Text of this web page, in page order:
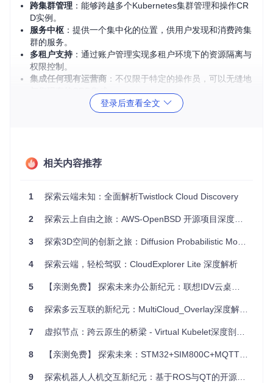
跨集群管理 ：能够跨越多个Kubernetes集群管理和操作CR
D实例。
服务中枢 ：提供一个集中化的位置，供用户发现和消费跨集
群的服务。
多租户支持 ：通过账户管理实现多租户环境下的资源隔离与
权限控制。
集成任何现有运营商 ：不仅限于特定的操作员，可以无缝地
该项目目前处于早期开发阶段，虽然不建议用于生产环境，但
KubeCarrier适合于那些在多个Kubernetes集群之间需要协调
理和调度跨地域的资源，以适应高可用性和灾难恢复的需
大型组织的内部服务共享：允许部门或团队在其自己的Kub
暴露给整个组织。
助自动化服务的发布、管理和权限控制。
项目特点
程序级别的跨集群操作。
登录后查看全文
相关内容推荐
1 探索云端未知：全面解析Twistlock Cloud Discovery
2 探索云上自由之旅：AWS-OpenBSD 开源项目深度解析与应用
3 探索3D空间的创新之旅：Diffusion Probabilistic Models在点云生成中的应用
4 探索云端，轻松驾驭：CloudExplorer Lite 深度解析
5 【亲测免费】 探索未来办公新纪元：联想IDV云桌面客户端安装之旅
6 探索多云互联的新纪元：MultiCloud_Overlay深度解析与推荐
7 虚拟节点：跨云原生的桥梁 - Virtual Kubelet深度剖析与应用推荐
8 【亲测免费】 探索未来：STM32+SIM800C+MQTT，打造您的物联网高效连接方案
9 探索机器人人机交互新纪元：基于ROS与QT的开源项目推荐